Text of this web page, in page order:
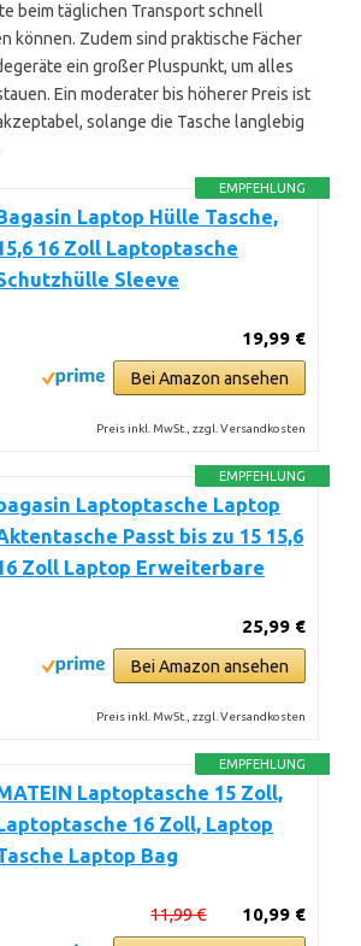
beim täglichen Transport schnell
können. Zudem sind praktische Fächer
ein großer Pluspunkt, um alles
Ein moderater bis höherer Preis ist
solange die Tasche langlebig
EMPFEHLUNG
Laptop Hülle Tasche,
16 Zoll Laptoptasche
Sleeve
19,99 €
Bei Amazon ansehen
Preis inkl. MwSt., zzgl. Versandkosten
EMPFEHLUNG
Laptoptasche Laptop
Passt bis zu 15 15,6
Zoll Laptop Erweiterbare
25,99 €
Bei Amazon ansehen
Preis inkl. MwSt., zzgl. Versandkosten
EMPFEHLUNG
Laptoptasche 15 Zoll,
16 Zoll, Laptop
Laptop Bag
10,99 €
11,99 €